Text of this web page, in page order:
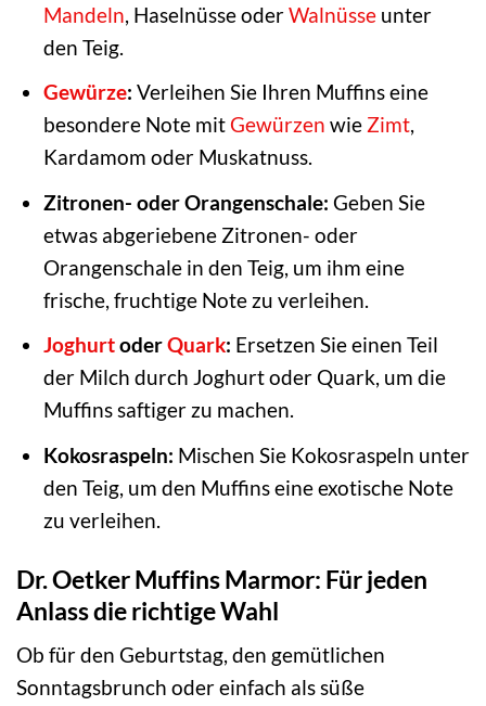
Mandeln , Haselnüsse oderWalnüsseunter
den Teig.
Gewürze: Verleihen Sie Ihren Muffins eine
besondere Note mitGewürzen wie Zimt,
Kardamom oder Muskatnuss.
Zitronen- oder Orangenschale: Geben Sie
etwas abgeriebene Zitronen- oder
Orangenschale in den Teig, um ihm eine
frische, fruchtige Note zu verleihen.
JoghurtoderQuark: Ersetzen Sie einen Teil
der Milch durch Joghurt oder Quark, um die
Muffins saftiger zu machen.
Kokosraspeln: Mischen Sie Kokosraspeln unter
den Teig, um den Muffins eine exotische Note
zu verleihen.
Dr. Oetker Muffins Marmor: Für jeden
Anlass die richtige Wahl
Ob für den Geburtstag, den gemütlichen
Sonntagsbrunch oder einfach als süße